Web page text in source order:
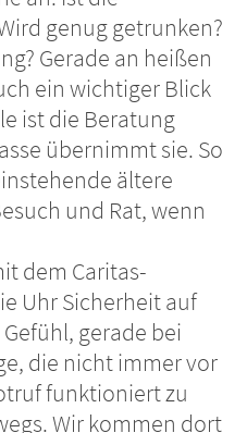
genug getrunken?
Gerade an heißen
ein wichtiger Blick
ist die Beratung
übernimmt sie. So
ältere
und Rat, wenn
dem Caritas-
Uhr Sicherheit auf
gerade bei
die nicht immer vor
funktioniert zu
Wir kommen dort